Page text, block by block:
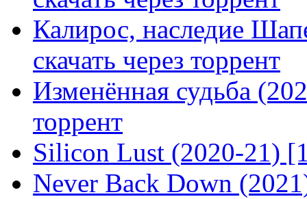
Калирос, наследие
скачать через торрент
Изменённая судьба
торрент
Silicon Lust (2020-21)
Never Back Down